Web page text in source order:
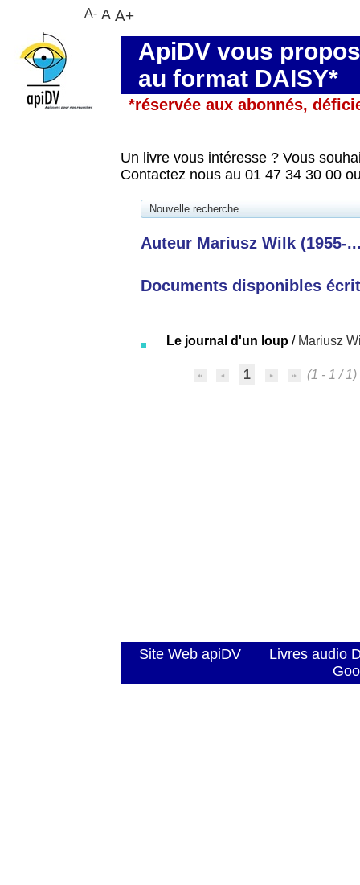
ApiDV vous
au format DAISY*
*réservée aux abonnés,
Un livre vous intéresse ? Vous
Contactez nous au 01 47 34 30 00
Nouvelle recherche
Auteur Mariusz Wilk (1955-
Documents disponibles
Le journal d'un loup / Mariusz
1 (1 - 1 / 1)
Site Web apiDV
Livres audio
A- A A+